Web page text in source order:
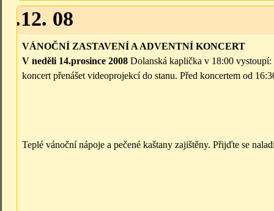
08
VÁNOČNÍ ZASTAVENÍ A ADVENTNÍ KONCERT
V neděli 14.prosince 2008 Dolanská kaplička v 18:00
koncert přenášet videoprojekcí do stanu. Před koncertem od
Teplé vánoční nápoje a pečené kaštany zajištěny. Přijďte se